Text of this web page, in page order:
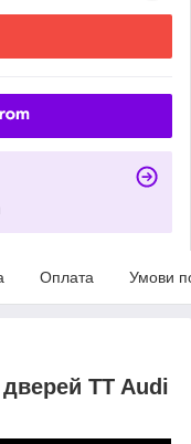
Оплата Умови
TT Audi